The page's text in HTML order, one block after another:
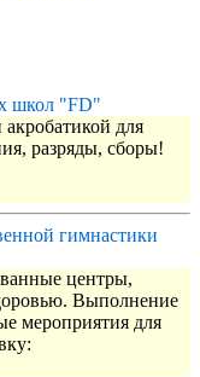
школ "FD"
для
разряды, сборы!
гимнастики
центры,
Выполнение
мероприятия для